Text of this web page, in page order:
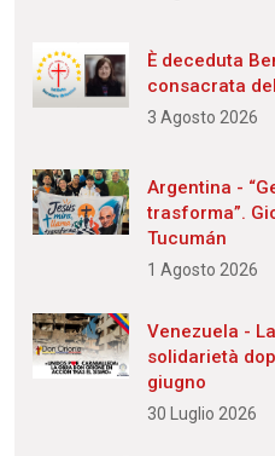
È deceduta
consacrata
3 Agosto 2026
Argentina -
trasforma”.
Tucumán
1 Agosto 2026
Venezuela -
solidarietà
giugno
30 Luglio 2026